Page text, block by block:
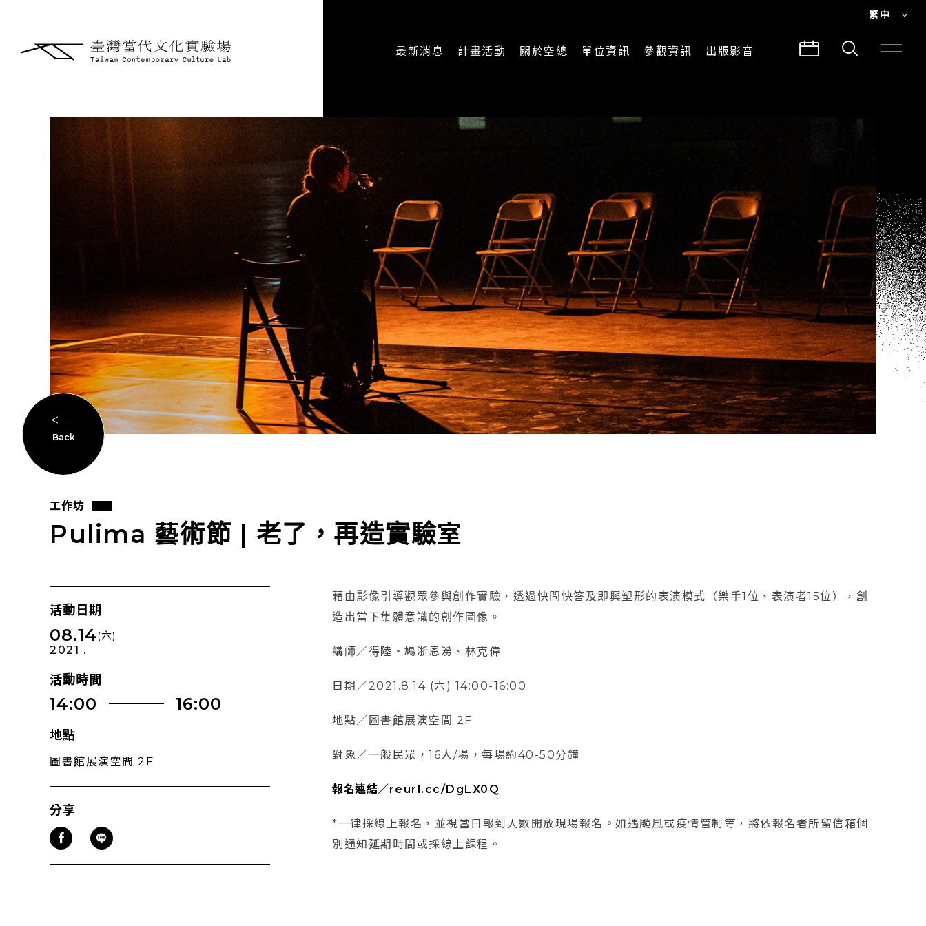
繁中
最新消息 計畫活動
主題計畫
CREATORS
關於空總
加入我們
單位資訊 參觀資訊
交通與地圖
導覽服務
出版影音
出版品
Back
工作坊
Pulima 藝術節 | 老了，再造實驗室
活動日期
08.14(六)
2021 .
活動時間
14:00 16:00
地點
圖書館展演空間 2F
分享
藉由影像引導觀眾參與創作實驗，透過快問快答及即興塑形的表演模式（樂手1位、表演者15位），創
造出當下集體意識的創作圖像。
講師／得陸・鳩浙恩澇、林克偉
日期／2021.8.14 (六) 14:00-16:00
地點／圖書館展演空間 2F
對象／一般民眾，16人/場，每場約40-50分鐘
報名連結／reurl.cc/DgLX0Q
*一律採線上報名，並視當日報到人數開放現場報名。如遇颱風或疫情管制等，將依報名者所留信箱個
別通知延期時間或採線上課程。